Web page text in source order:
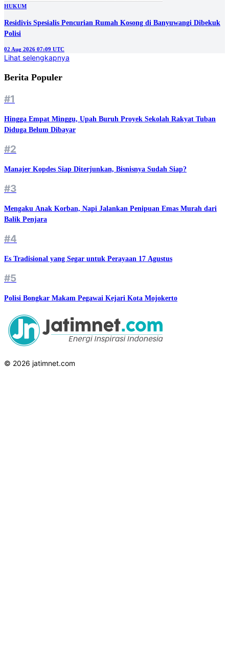
HUKUM
Residivis Spesialis Pencurian Rumah Kosong di Banyuwangi Dibekuk
Polisi
02 Aug 2026 07:09 UTC
Lihat selengkapnya
Berita Populer
#1
Hingga Empat Minggu, Upah Buruh Proyek Sekolah Rakyat Tuban
Diduga Belum Dibayar
#2
Manajer Kopdes Siap Diterjunkan, Bisnisnya Sudah Siap?
#3
Mengaku Anak Korban, Napi Jalankan Penipuan Emas Murah dari
Balik Penjara
#4
Es Tradisional yang Segar untuk Perayaan 17 Agustus
#5
Polisi Bongkar Makam Pegawai Kejari Kota Mojokerto
© 2026 jatimnet.com